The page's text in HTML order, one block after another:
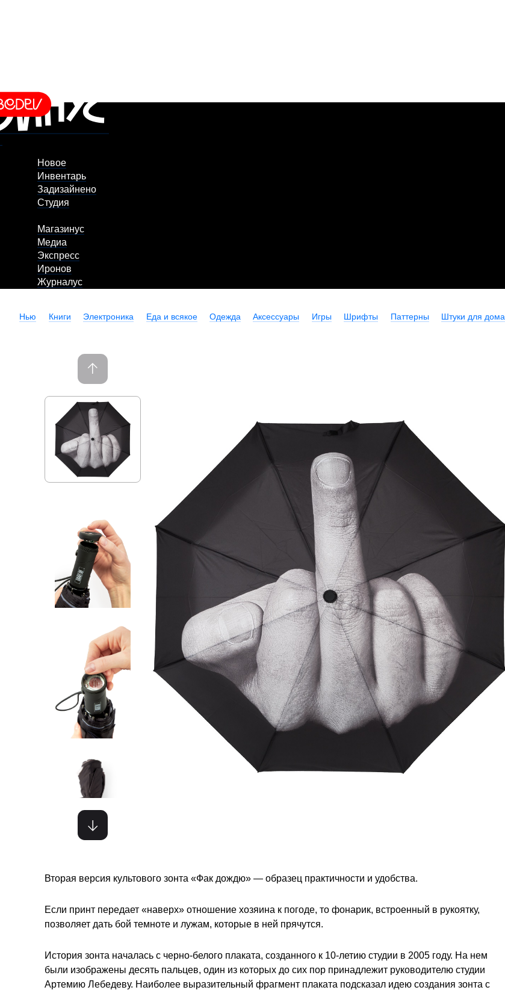
Новое
Инвентарь
Задизайнено
Студия
Магазинус
Медиа
Экспресс
Иронов
Журналус
Нью Книги Электроника Еда и всякое Одежда Аксессуары Игры Шрифты Паттерны Штуки для дома
Вторая версия культового зонта «Фак дождю» — образец практичности и удобства.
Если принт передает «наверх» отношение хозяина к погоде, то фонарик, встроенный в рукоятку,
позволяет дать бой темноте и лужам, которые в ней прячутся.
История зонта началась с черно-белого плаката, созданного к 10-летию студии в 2005 году. На нем
были изображены десять пальцев, один из которых до сих пор принадлежит руководителю студии
Артемию Лебедеву. Наиболее выразительный фрагмент плаката подсказал идею создания зонта с